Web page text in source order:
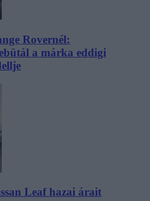
Rovernél:
a márka eddigi
Leaf hazai árait